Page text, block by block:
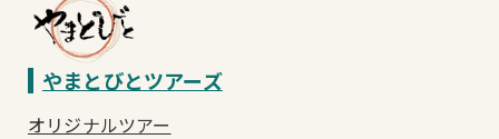
やまとびとツアーズ
オリジナルツアー